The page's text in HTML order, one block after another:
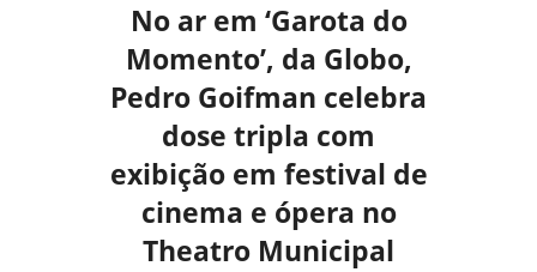
No ar em ‘Garota do
Momento’, da Globo,
Pedro Goifman celebra
dose tripla com
exibição em festival de
cinema e ópera no
Theatro Municipal